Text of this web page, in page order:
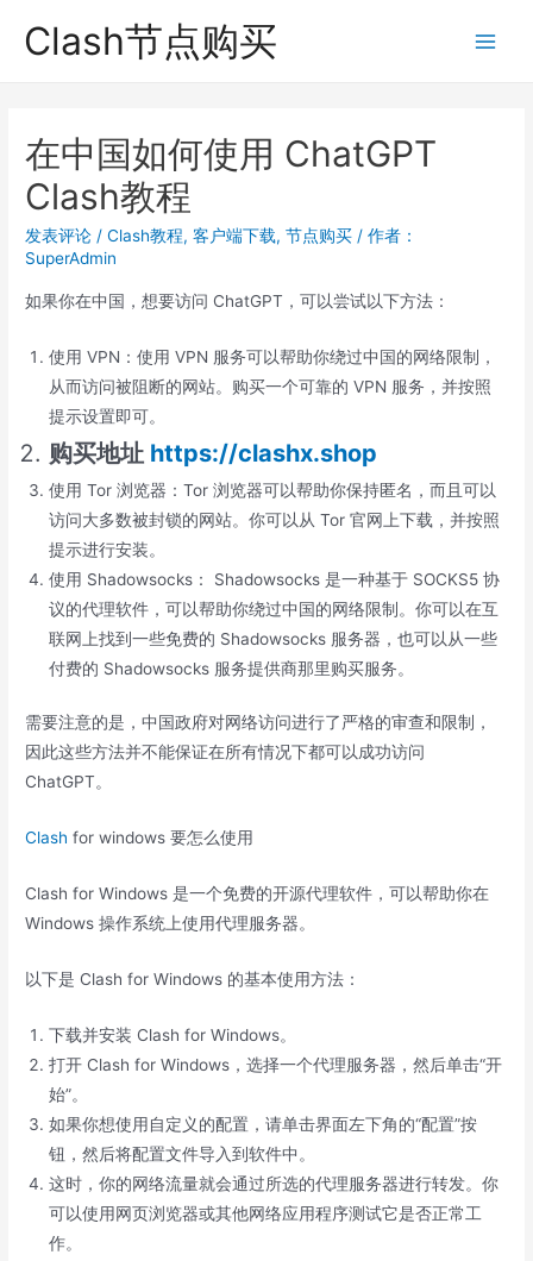
Clash节点购买
在中国如何使用 ChatGPT
Clash教程
发表评论 /Clash教程,客户端下载,节点购买 / 作者：
SuperAdmin
如果你在中国，想要访问 ChatGPT，可以尝试以下方法：
使用 VPN：使用 VPN 服务可以帮助你绕过中国的网络限制，
从而访问被阻断的网站。购买一个可靠的 VPN 服务，并按照
提示设置即可。
购买地址 https://clashx.shop
使用 Tor 浏览器：Tor 浏览器可以帮助你保持匿名，而且可以
访问大多数被封锁的网站。你可以从 Tor 官网上下载，并按照
提示进行安装。
使用 Shadowsocks： Shadowsocks 是一种基于 SOCKS5 协
议的代理软件，可以帮助你绕过中国的网络限制。你可以在互
联网上找到一些免费的 Shadowsocks 服务器，也可以从一些
付费的 Shadowsocks 服务提供商那里购买服务。
需要注意的是，中国政府对网络访问进行了严格的审查和限制，
因此这些方法并不能保证在所有情况下都可以成功访问
ChatGPT。
Clash for windows 要怎么使用
Clash for Windows 是一个免费的开源代理软件，可以帮助你在
Windows 操作系统上使用代理服务器。
以下是 Clash for Windows 的基本使用方法：
下载并安装 Clash for Windows。
打开 Clash for Windows，选择一个代理服务器，然后单击“开
始”。
如果你想使用自定义的配置，请单击界面左下角的“配置”按
钮，然后将配置文件导入到软件中。
这时，你的网络流量就会通过所选的代理服务器进行转发。你
可以使用网页浏览器或其他网络应用程序测试它是否正常工
作。